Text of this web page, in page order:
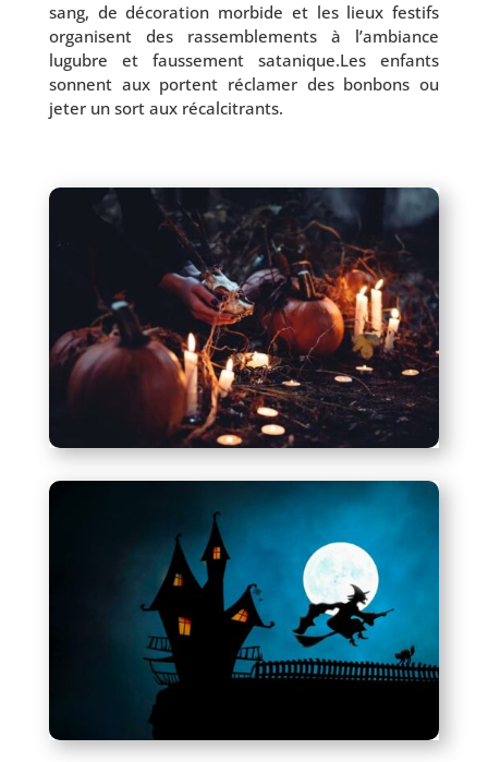
sang, de déco­ra­tion mor­bide et les lieux fes­tifs
orga­nisent des ras­sem­ble­ments à l’am­biance
lugubre et faus­se­ment satanique.Les enfants
sonnent aux portent récla­mer des bon­bons ou
jeter un sort aux récalcitrants.